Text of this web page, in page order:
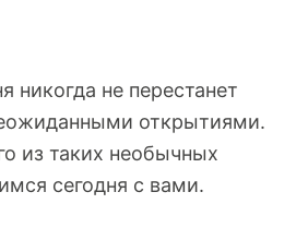
никогда не перестанет
открытиями.
из таких необычных
сегодня с вами.